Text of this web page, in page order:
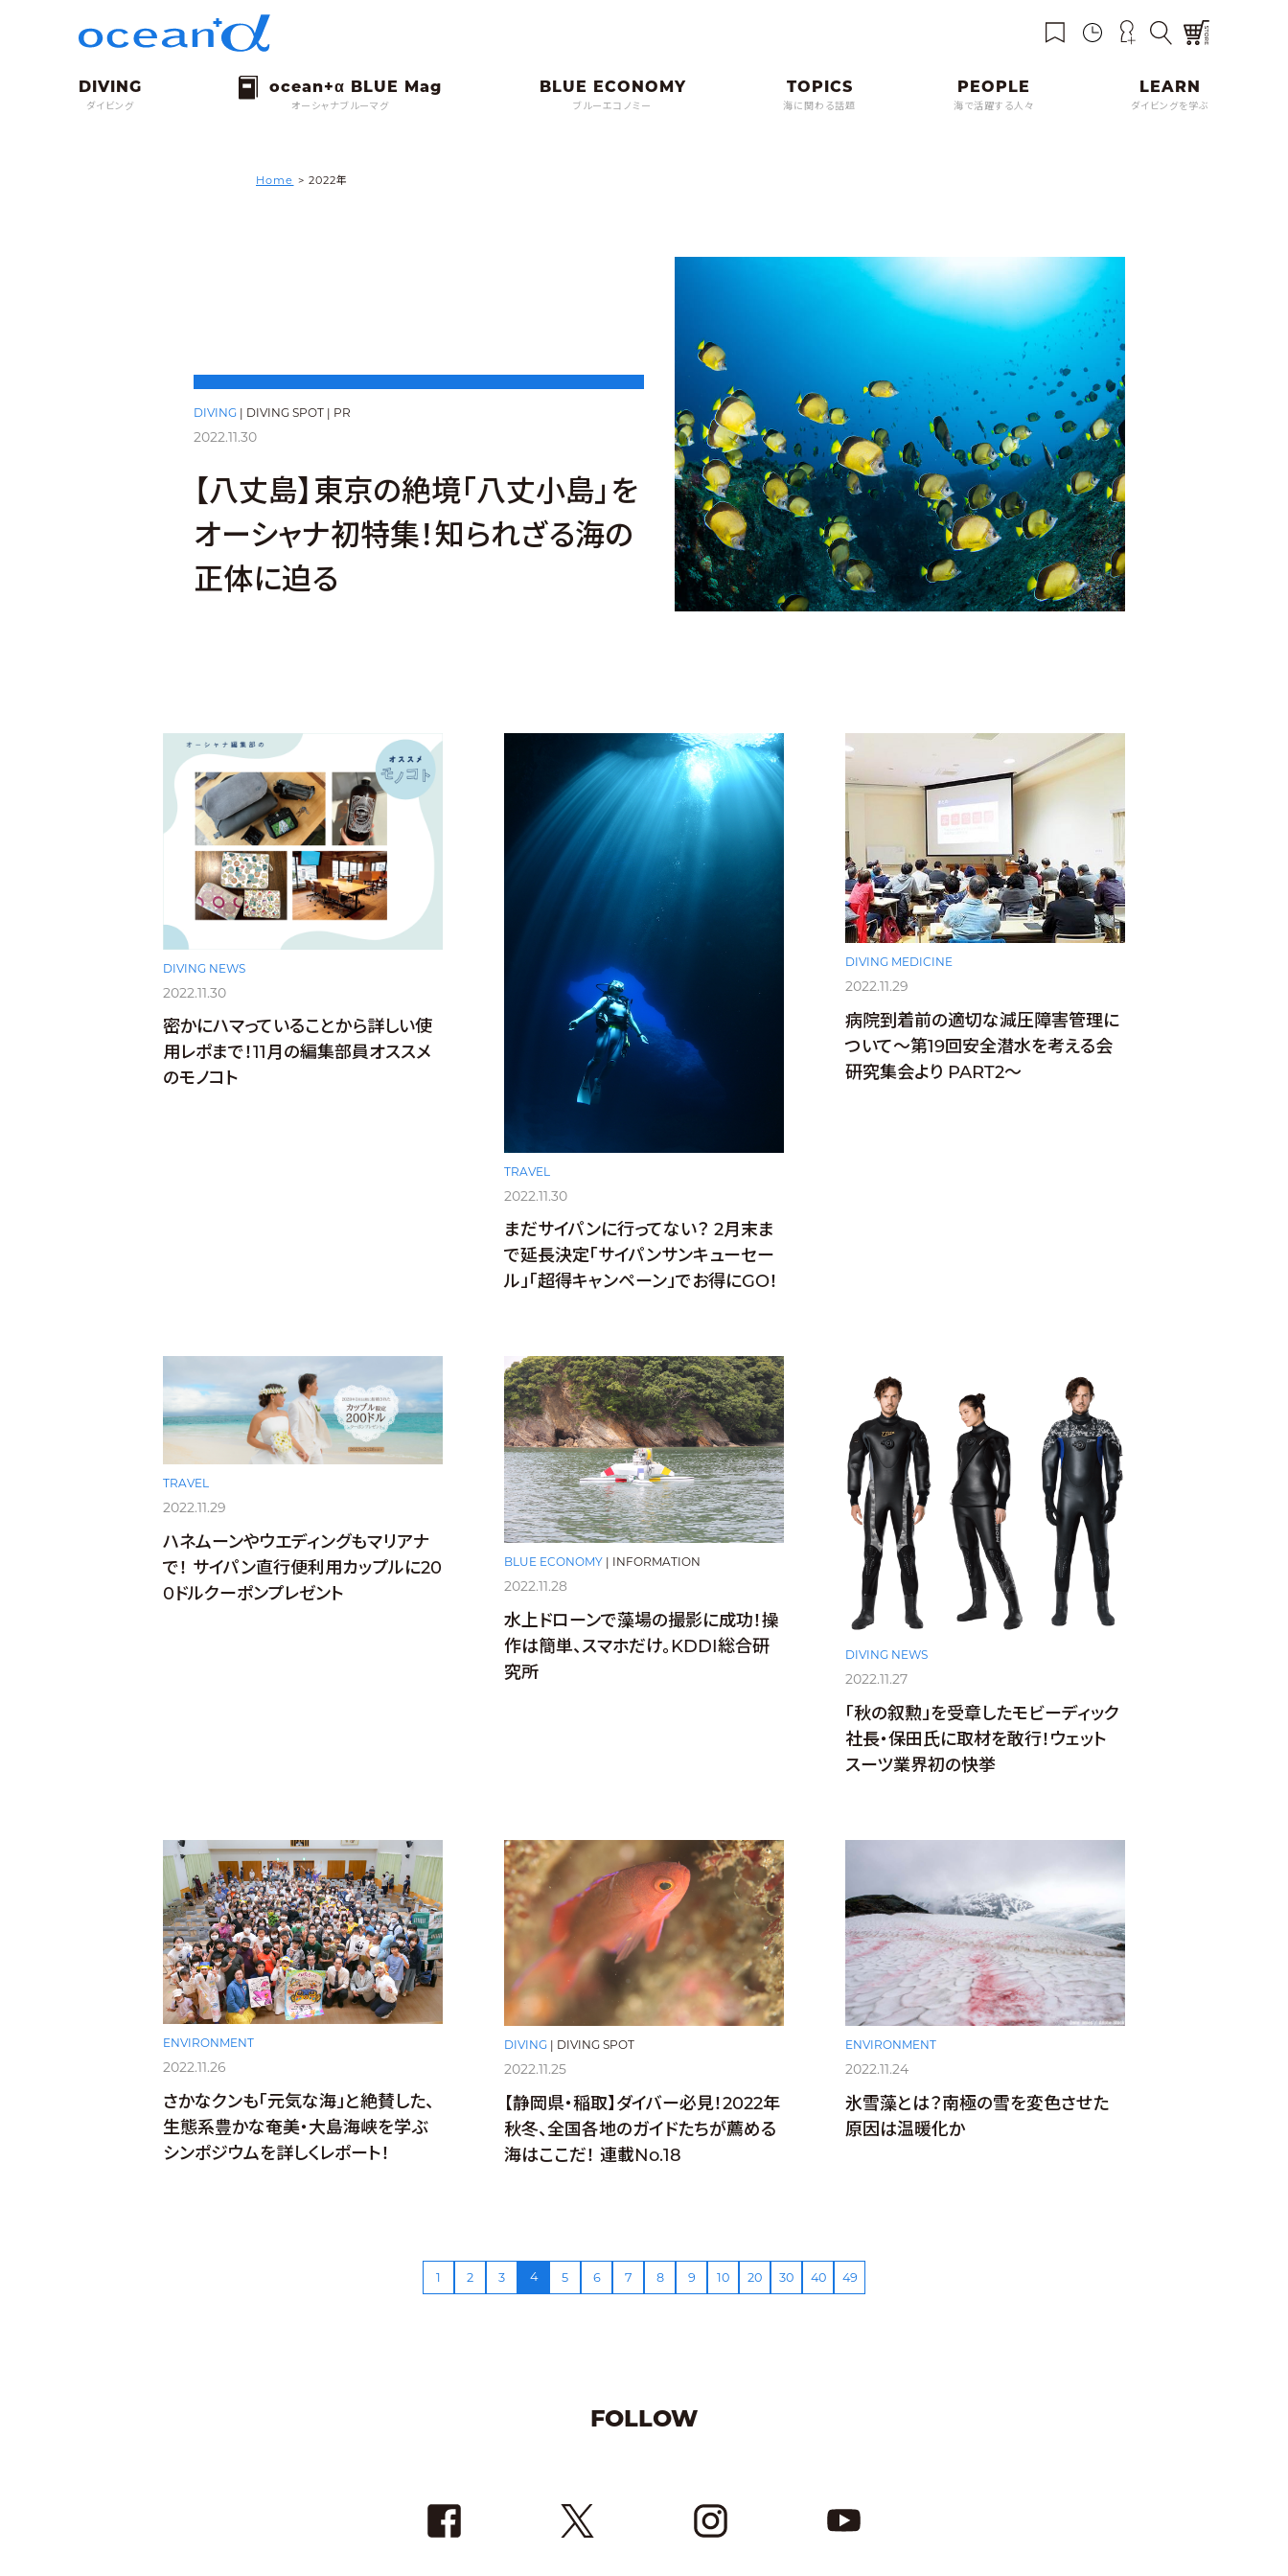
ダイビング オーシャナブルーマグ ブルーエコノミー 海に関わる話題 海で活躍する人々 ダイビングを学ぶ
Home > 2022年
DIVING | DIVING SPOT | PR
2022.11.30
【八丈島】東京の絶境「八丈小島」を
オーシャナ初特集！知られざる海の
正体に迫る
DIVING NEWS
2022.11.30
密かにハマっていることから詳しい使
用レポまで！11月の編集部員オススメ
のモノコト
TRAVEL
2022.11.30
まだサイパンに行ってない？ 2月末ま
で延長決定「サイパンサンキューセー
ル」「超得キャンペーン」でお得にGO！
DIVING MEDICINE
2022.11.29
病院到着前の適切な減圧障害管理に
ついて～第19回安全潜水を考える会
研究集会より PART2～
TRAVEL
2022.11.29
ハネムーンやウエディングもマリアナ
で！ サイパン直行便利用カップルに20
0ドルクーポンプレゼント
BLUE ECONOMY | INFORMATION
2022.11.28
水上ドローンで藻場の撮影に成功！操
作は簡単、スマホだけ。KDDI総合研
究所
DIVING NEWS
2022.11.27
「秋の叙勲」を受章したモビーディック
社長・保田氏に取材を敢行！ウェット
スーツ業界初の快挙
ENVIRONMENT
2022.11.26
さかなクンも「元気な海」と絶賛した、
生態系豊かな奄美・大島海峡を学ぶ
シンポジウムを詳しくレポート！
DIVING | DIVING SPOT
2022.11.25
【静岡県・稲取】ダイバー必見！2022年
秋冬、全国各地のガイドたちが薦める
海はここだ！ 連載No.18
ENVIRONMENT
2022.11.24
氷雪藻とは？南極の雪を変色させた
原因は温暖化か
1 2 3 4 5 6 7 8 9 10 20 30 40 49
FOLLOW